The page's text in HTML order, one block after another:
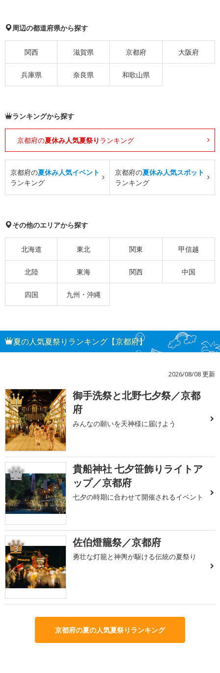
周辺の都道府県から探す
関西 滋賀県 京都府 大阪府
兵庫県 奈良県 和歌山県
ランキングから探す
京都府の夏休み人気夏祭り ランキング
京都府の夏休み人気イベント
ランキング
京都府の夏休み人気スポット
ランキング
その他のエリアから探す
北海道 東北 関東 甲信越
北陸 東海 関西 中国
四国 九州・沖縄
夏の人気夏祭りランキング【京都府】
2026/08/08 更新
1
御手洗祭と北野七夕祭／京都
府
みんなの願いを天神様に届けよう
2
貴船神社 七夕笹飾りライトア
ップ／京都府
七夕の時期に合わせて開催されるイベント
3 佐伯燈籠祭／京都府
勇壮な灯籠と神輿が駆ける伝統の夏祭り
京都府の夏の人気夏祭りランキング